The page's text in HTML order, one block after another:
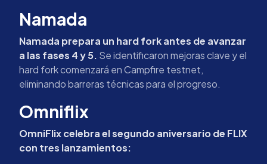
Namada
Namada prepara un hard fork antes de avanzar
a las fases 4 y 5. Se identificaron mejoras clave y el
hard fork comenzará en Campfire testnet,
eliminando barreras técnicas para el progreso.
Omniflix
OmniFlix celebra el segundo aniversario de FLIX
con tres lanzamientos: